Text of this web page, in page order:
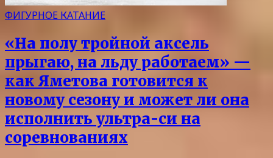
ФИГУРНОЕ КАТАНИЕ
«На полу тройной аксель
прыгаю, на льду работаем» —
как Яметова готовится к
новому сезону и может ли она
исполнить ультра-си на
соревнованиях